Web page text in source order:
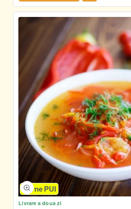
Carne PUI
Livrare a doua zi